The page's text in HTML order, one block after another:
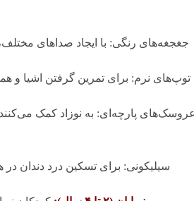
جغجغه‌های رنگی: با ایجاد صداهای
توپ‌های نرم: برای تمرین گرفتن اشیا
پارچه‌ای: به نوزاد کمک می‌کنند
سیلیکونی: برای تسکین درد دندان در